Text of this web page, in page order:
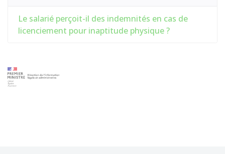
Le salarié perçoit-il des indemnités en cas de
licenciement pour inaptitude physique ?